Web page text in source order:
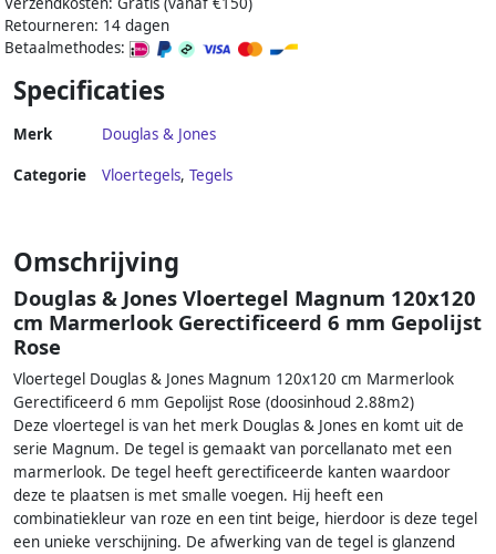
Retourneren: 14 dagen
Betaalmethodes:
Specificaties
Merk Douglas & Jones
Categorie Vloertegels, Tegels
Omschrijving
Douglas & Jones Vloertegel Magnum 120x120
cm Marmerlook Gerectificeerd 6 mm Gepolijst
Rose
Vloertegel Douglas & Jones Magnum 120x120 cm Marmerlook
Gerectificeerd 6 mm Gepolijst Rose (doosinhoud 2.88m2)
Deze vloertegel is van het merk Douglas & Jones en komt uit de
serie Magnum. De tegel is gemaakt van porcellanato met een
marmerlook. De tegel heeft gerectificeerde kanten waardoor
deze te plaatsen is met smalle voegen. Hij heeft een
combinatiekleur van roze en een tint beige, hierdoor is deze tegel
een unieke verschijning. De afwerking van de tegel is glanzend